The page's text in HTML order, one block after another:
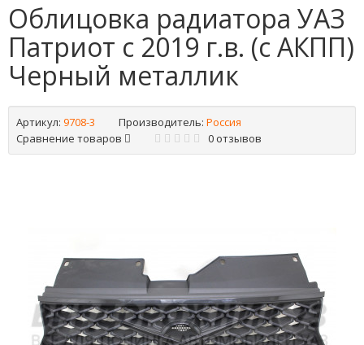
Облицовка радиатора УАЗ
Патриот с 2019 г.в. (с АКПП)
Черный металлик
Артикул: 9708-3 Производитель: Россия
Сравнение товаров
0 отзывов